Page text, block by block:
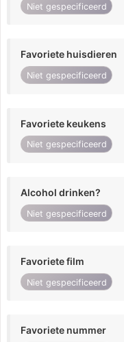
Niet gespecificeerd
Favoriete huisdieren
Niet gespecificeerd
Favoriete keukens
Niet gespecificeerd
Alcohol drinken?
Niet gespecificeerd
Favoriete film
Niet gespecificeerd
Favoriete nummer